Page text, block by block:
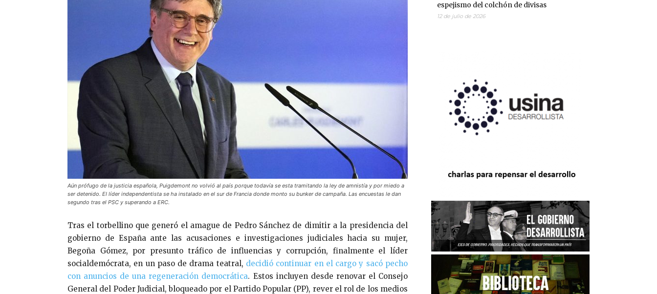
Aún prófugo de la justicia española, Puigdemont no volvió al país porque todavía se esta tramitando la ley de amnistía y por miedo a
ser detenido. El líder independentista se ha instalado en el sur de Francia donde monto su bunker de campaña. Las encuestas le dan
segundo tras el PSC y superando a ERC.
Tras el torbellino que generó el amague de Pedro Sánchez de dimitir a la presidencia del
gobierno de España ante las acusaciones e investigaciones judiciales hacia su mujer,
Begoña Gómez, por presunto tráfico de influencias y corrupción, finalmente el líder
socialdemócrata, en un paso de drama teatral, decidió continuar en el cargo y sacó pecho
con anuncios de una regeneración democrática. Estos incluyen desde renovar el Consejo
General del Poder Judicial, bloqueado por el Partido Popular (PP), rever el rol de los medios
espejismo del colchón de divisas
12 de julio de 2026